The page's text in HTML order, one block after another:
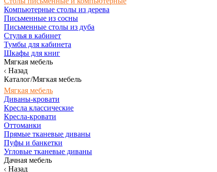
Компьютерные столы из дерева
Письменные из сосны
Письменные столы из дуба
Стулья в кабинет
Тумбы для кабинета
Шкафы для книг
Мягкая мебель
Назад
Каталог/Мягкая мебель
Мягкая мебель
Диваны-кровати
Кресла классические
Кресла-кровати
Оттоманки
Прямые тканевые диваны
Пуфы и банкетки
Угловые тканевые диваны
Дачная мебель
Назад